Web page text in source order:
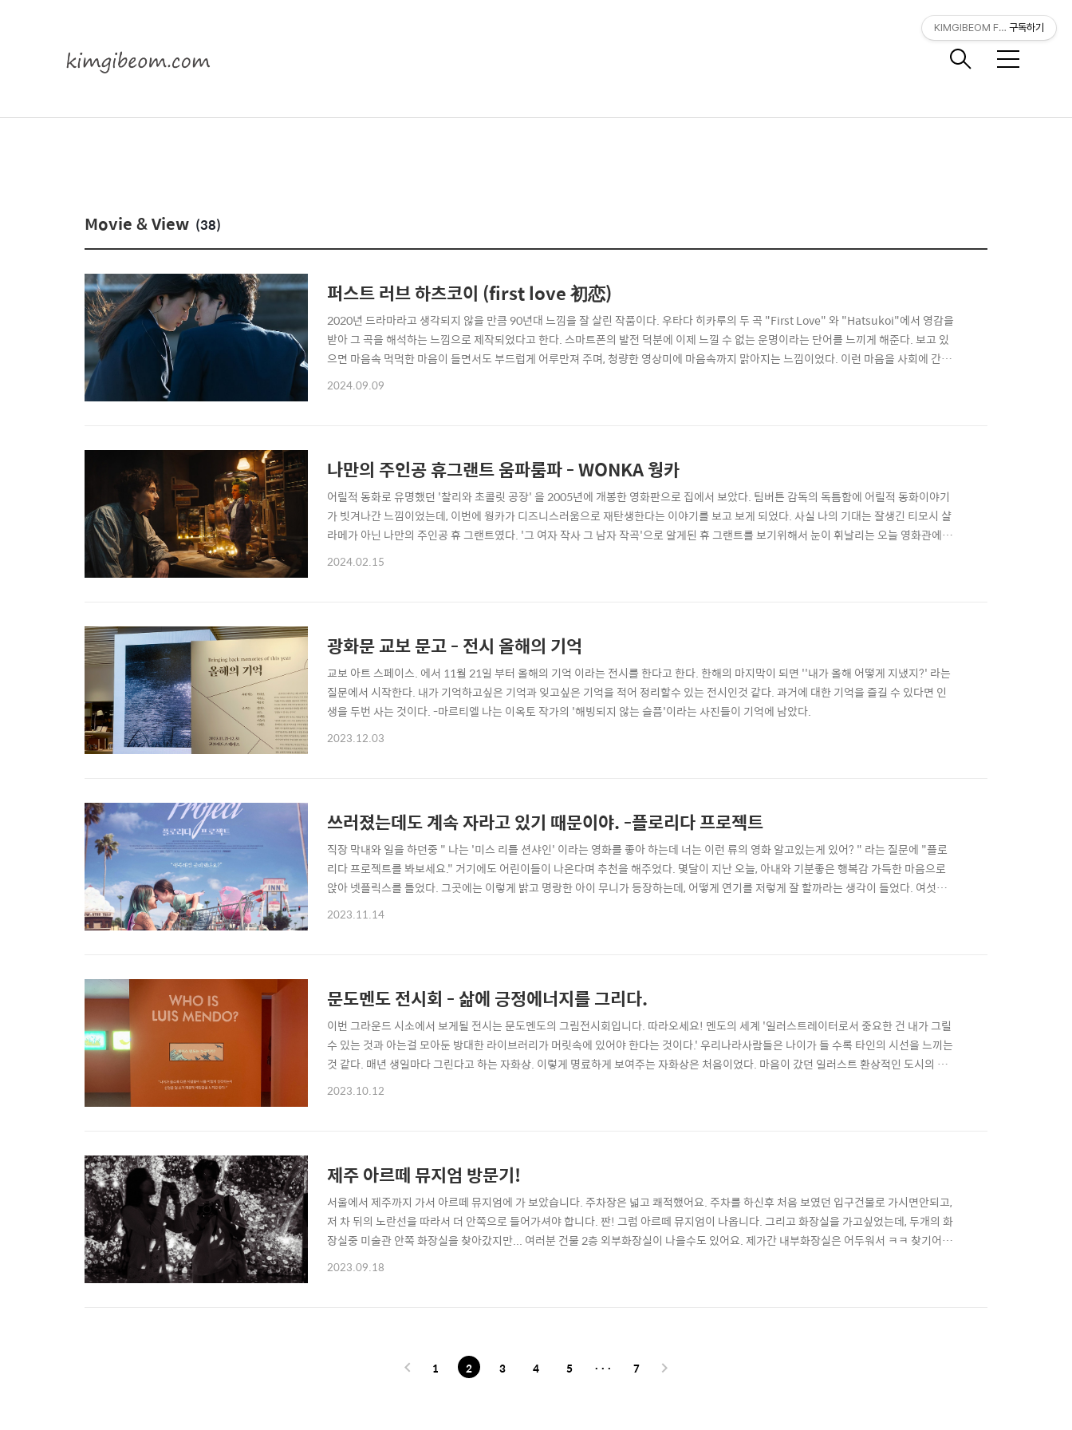
메
Movie & View (38)
퍼스트 러브 하츠코이 (first love 初恋)
2020년 드라마라고 생각되지 않을 만큼 90년대 느낌을 잘 살린 작품이다. 우타다 히카루의 두 곡 "First Love" 와 "Hatsukoi"에서 영감을
받아 그 곡을 해석하는 느낌으로 제작되었다고 한다. 스마트폰의 발전 덕분에 이제 느낄 수 없는 운명이라는 단어를 느끼게 해준다. 보고 있
으면 마음속 먹먹한 마음이 들면서도 부드럽게 어루만져 주며, 청량한 영상미에 마음속까지 맑아지는 느낌이었다. 이런 마음을 사회에 간직
하고 있는 일본이기에 아직까지도 이런 영상미가 나올 수 있는 게 아닌가 생각된다. 그리고 바람의 검심 실사화로 처음 접했던 남주 사토 사
2024.09.09
나만의 주인공 휴그랜트 움파룸파 - WONKA 웡카
어릴적 동화로 유명했던 '찰리와 초콜릿 공장' 을 2005년에 개봉한 영화판으로 집에서 보았다. 팀버튼 감독의 독틈함에 어릴적 동화이야기
가 빗겨나간 느낌이었는데, 이번에 웡카가 디즈니스러움으로 재탄생한다는 이야기를 보고 보게 되었다. 사실 나의 기대는 잘생긴 티모시 샬
라메가 아닌 나만의 주인공 휴 그랜트였다. '그 여자 작사 그 남자 작곡'으로 알게된 휴 그랜트를 보기위해서 눈이 휘날리는 오늘 영화관에
달려갔다. 뮤지컬 장르 라는것이 나에게는 아쉬웠만, 그래도 나의 움파룸파 덕분에 한결 기분이 좋아졌다. 그리고 자신의 여자친구와 함께
2024.02.15
광화문 교보 문고 - 전시 올해의 기억
교보 아트 스페이스. 에서 11월 21일 부터 올해의 기억 이라는 전시를 한다고 한다. 한해의 마지막이 되면 ''내가 올해 어떻게 지냈지?' 라는
질문에서 시작한다. 내가 기억하고싶은 기억과 잊고싶은 기억을 적어 정리할수 있는 전시인것 같다. 과거에 대한 기억을 즐길 수 있다면 인
생을 두번 사는 것이다. -마르티엘 나는 이옥토 작가의 '해빙되지 않는 슬픔'이라는 사진들이 기억에 남았다.
2023.12.03
쓰러졌는데도 계속 자라고 있기 때문이야. -플로리다 프로젝트
직장 막내와 일을 하던중 " 나는 '미스 리틀 션샤인' 이라는 영화를 좋아 하는데 너는 이런 류의 영화 알고있는게 있어? " 라는 질문에 "플로
리다 프로젝트를 봐보세요." 거기에도 어린이들이 나온다며 추천을 해주었다. 몇달이 지난 오늘, 아내와 기분좋은 행복감 가득한 마음으로
앉아 넷플릭스를 틀었다. 그곳에는 이렇게 밝고 명랑한 아이 무니가 등장하는데, 어떻게 연기를 저렇게 잘 할까라는 생각이 들었다. 여섯살
무니라는 이름의 주인공과 천방지축 친구들이 지구상의 가장 마법 같은곳 디즈니랜드가 위치한 올랜도 휴양지에서 여름을 나는 이야기다.
2023.11.14
문도멘도 전시회 - 삶에 긍정에너지를 그리다.
이번 그라운드 시소에서 보게될 전시는 문도멘도의 그림전시회입니다. 따라오세요! 멘도의 세계 '일러스트레이터로서 중요한 건 내가 그릴
수 있는 것과 아는걸 모아둔 방대한 라이브러리가 머릿속에 있어야 한다는 것이다.' 우리나라사람들은 나이가 들 수록 타인의 시선을 느끼는
것 같다. 매년 생일마다 그린다고 하는 자화상. 이렇게 명료하게 보여주는 자화상은 처음이었다. 마음이 갔던 일러스트 환상적인 도시의 삶
'지하철, 거리에서 사람들을 관찰하며 그들이 어떤 삶을 사는지 어디로 향하는지, 어디에서 오는지 추측해보곤 한다. 평범한 사람들은 모두
2023.10.12
제주 아르떼 뮤지엄 방문기!
서울에서 제주까지 가서 아르떼 뮤지엄에 가 보았습니다. 주차장은 넓고 쾌적했어요. 주차를 하신후 처음 보였던 입구건물로 가시면안되고,
저 차 뒤의 노란선을 따라서 더 안쪽으로 들어가셔야 합니다. 짠! 그럼 아르떼 뮤지엄이 나옵니다. 그리고 화장실을 가고싶었는데, 두개의 화
장실중 미술관 안쪽 화장실을 찾아갔지만... 여러분 건물 2층 외부화장실이 나을수도 있어요. 제가간 내부화장실은 어두워서 ㅋㅋ 찾기어려
웠거든요. 관람시간 10:00~20:00 입장마감은 오후7시 라고합니다. 1. Flower 입구는 어두워서 셔터스피드를 늦춰도 찍기 어려웠지만, 우
2023.09.18
1 2 3 4 5 ··· 7
KIMGIBEOM FILM구독하기